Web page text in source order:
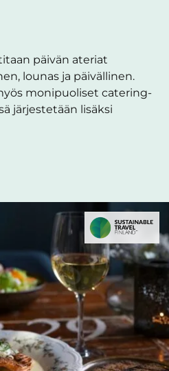
päivän ateriat
lounas ja päivällinen.
monipuoliset catering-
järjestetään lisäksi